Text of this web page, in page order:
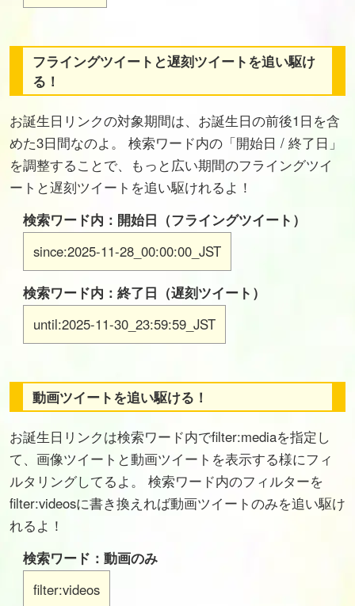
フライングツイートと遅刻ツイートを追い駆け
る！
お誕生日リンクの対象期間は、お誕生日の前後1日を含
めた3日間なのよ。 検索ワード内の「開始日 / 終了日」
を調整することで、もっと広い期間のフライングツイ
ートと遅刻ツイートを追い駆けれるよ！
検索ワード内：開始日（フライングツイート）
since:2025-11-28_00:00:00_JST
検索ワード内：終了日（遅刻ツイート）
until:2025-11-30_23:59:59_JST
動画ツイートを追い駆ける！
お誕生日リンクは検索ワード内でfilter:mediaを指定し
て、画像ツイートと動画ツイートを表示する様にフィ
ルタリングしてるよ。 検索ワード内のフィルターを
filter:videosに書き換えれば動画ツイートのみを追い駆け
れるよ！
検索ワード：動画のみ
filter:videos